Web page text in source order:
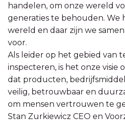
handelen, om onze wereld
generaties te behouden. We
wereld en daar zijn we
voor.
Als leider op het gebied van
inspecteren, is het onze visie
dat producten,
veilig, betrouwbaar en
om mensen vertrouwen te
Stan Zurkiewicz CEO en